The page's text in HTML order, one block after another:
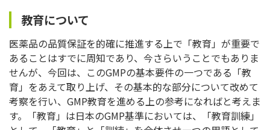
教育について
医薬品の品質保証を的確に推進する上で「教育」が重要で
あることはすでに周知であり、今さらいうことでもありま
せんが、今回は、このGMPの基本要件の一つである「教
育」をあえて取り上げ、その基本的な部分について改めて
考察を行い、GMP教育を進める上の参考になればと考えま
す。「教育」は日本のGMP基準においては、「教育訓練」